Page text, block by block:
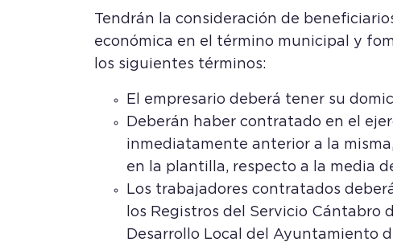
Tendrán la consideración de
económica en el término municipal y
los siguientes términos:
El empresario deberá tener su
Deberán haber contratado en el
inmediatamente anterior a la
en la plantilla, respecto a la media
Los trabajadores contratados
los Registros del Servicio Cántabro
Desarrollo Local del Ayuntamiento